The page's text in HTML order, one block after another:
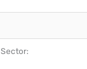
Sector: